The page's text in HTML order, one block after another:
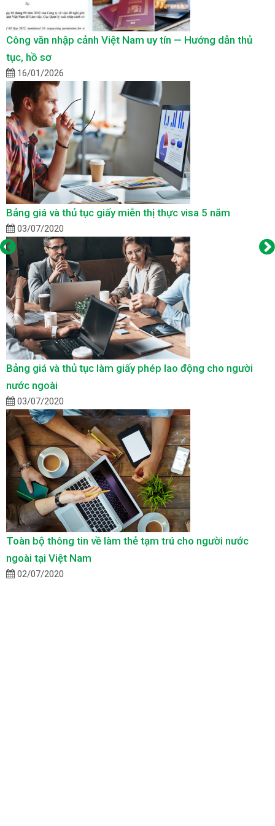
Công văn nhập cảnh Việt Nam uy tín — Hướng dẫn thủ
tục, hồ sơ
16/01/2026
Bảng giá và thủ tục giấy miễn thị thực visa 5 năm
03/07/2020
Bảng giá và thủ tục làm giấy phép lao động cho người
nước ngoài
03/07/2020
Toàn bộ thông tin về làm thẻ tạm trú cho người nước
ngoài tại Việt Nam
02/07/2020